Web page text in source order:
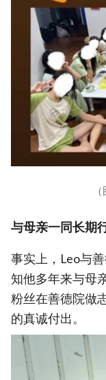
与母亲一同长期
事实上，Leo与
知他多年来与母
粉丝在善德院做
的真诚付出。